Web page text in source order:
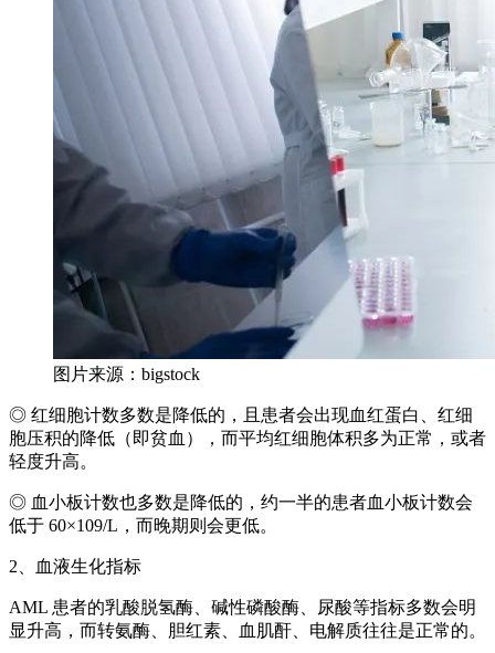
图片来源：bigstock
◎ 红细胞计数多数是降低的，且患者会出现血红蛋白、红细
胞压积的降低（即贫血），而平均红细胞体积多为正常，或者
轻度升高。
◎ 血小板计数也多数是降低的，约一半的患者血小板计数会
低于 60×109/L，而晚期则会更低。
2、血液生化指标
AML 患者的乳酸脱氢酶、碱性磷酸酶、尿酸等指标多数会明
显升高，而转氨酶、胆红素、血肌酐、电解质往往是正常的。